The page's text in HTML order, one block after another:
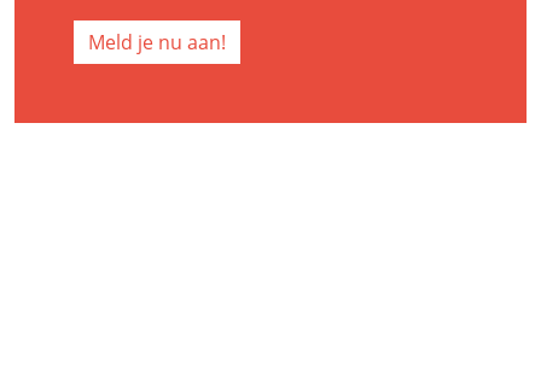
Meld je nu aan!